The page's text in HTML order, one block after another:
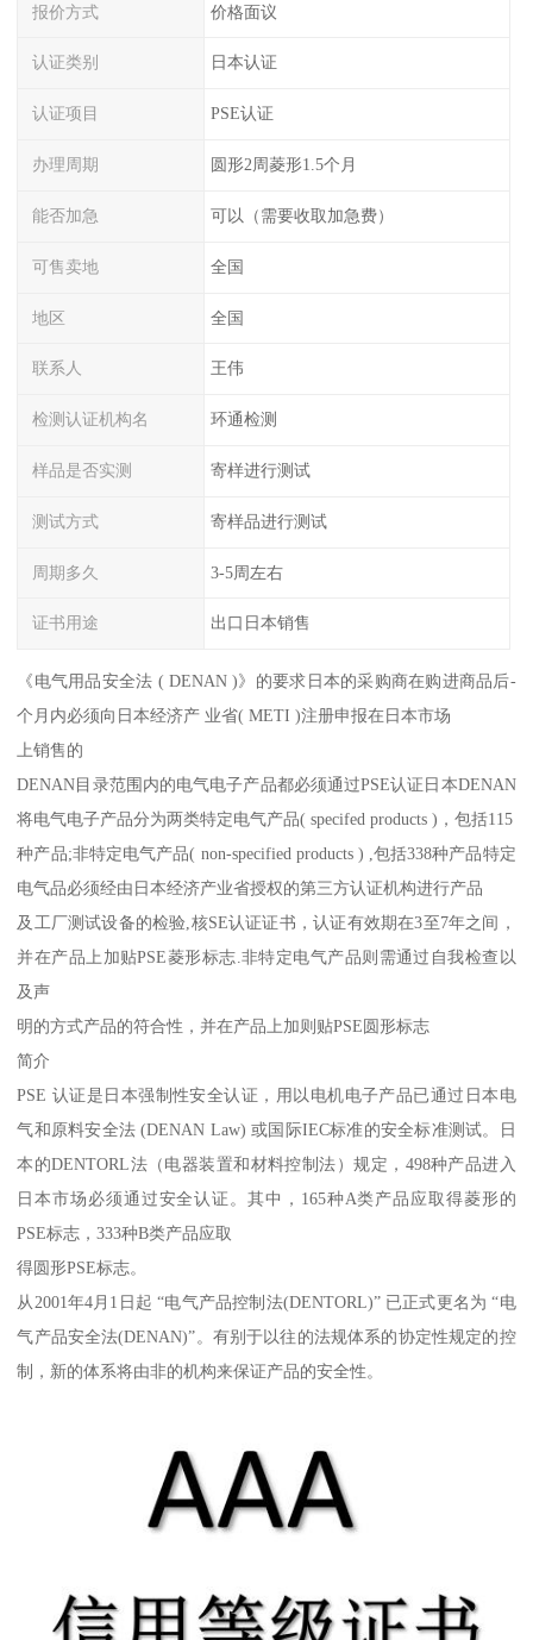
报价方式 价格面议
认证类别 日本认证
认证项目 PSE认证
办理周期 圆形2周菱形1.5个月
能否加急 可以（需要收取加急费）
可售卖地 全国
地区 全国
联系人 王伟
检测认证机构名 环通检测
样品是否实测 寄样进行测试
测试方式 寄样品进行测试
周期多久 3-5周左右
证书用途 出口日本销售
《电气用品安全法 ( DENAN )》的要求日本的采购商在购进商品后-
个月内必须向日本经济产 业省( METI )注册申报在日本市场
上销售的
DENAN目录范围内的电气电子产品都必须通过PSE认证日本DENAN
将电气电子产品分为两类特定电气产品( specifed products )，包括115
种产品;非特定电气产品( non-specified products ) ,包括338种产品特定
电气品必须经由日本经济产业省授权的第三方认证机构进行产品
及工厂测试设备的检验,核SE认证证书，认证有效期在3至7年之间，
并在产品上加贴PSE菱形标志.非特定电气产品则需通过自我检查以
及声
明的方式产品的符合性，并在产品上加则贴PSE圆形标志
简介
PSE 认证是日本强制性安全认证，用以电机电子产品已通过日本电
气和原料安全法 (DENAN Law) 或国际IEC标准的安全标准测试。日
本的DENTORL法（电器装置和材料控制法）规定，498种产品进入
日本市场必须通过安全认证。其中，165种A类产品应取得菱形的
PSE标志，333种B类产品应取
得圆形PSE标志。
从2001年4月1日起 “电气产品控制法(DENTORL)” 已正式更名为 “电
气产品安全法(DENAN)”。有别于以往的法规体系的协定性规定的控
制，新的体系将由非的机构来保证产品的安全性。